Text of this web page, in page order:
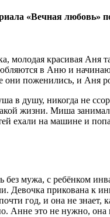
«Вечная любовь»
молодая красивая
в Аню и
они поженились, и Аня
душу, никогда не
жизни. Миша
ехали на машине и
без мужа, с ребёнком
Девочка прикована к
год, и она не
Анне это не нужно,